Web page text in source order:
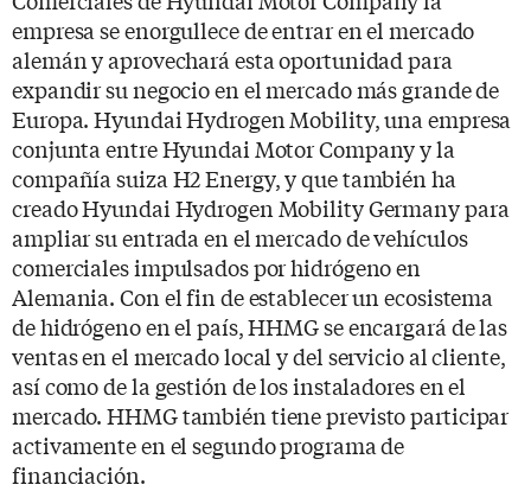
empresa se enorgullece de entrar en el mercado
alemán y aprovechará esta oportunidad para
expandir su negocio en el mercado más grande de
Europa. Hyundai Hydrogen Mobility, una empresa
conjunta entre Hyundai Motor Company y la
compañía suiza H2 Energy, y que también ha
creado Hyundai Hydrogen Mobility Germany para
ampliar su entrada en el mercado de vehículos
comerciales impulsados ​​por hidrógeno en
Alemania. Con el fin de establecer un ecosistema
de hidrógeno en el país, HHMG se encargará de las
ventas en el mercado local y del servicio al cliente,
así como de la gestión de los instaladores en el
mercado. HHMG también tiene previsto participar
activamente en el segundo programa de
financiación.